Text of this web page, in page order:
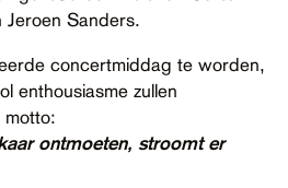
Sanders.
concertmiddag te worden,
enthousiasme zullen
ontmoeten, stroomt er